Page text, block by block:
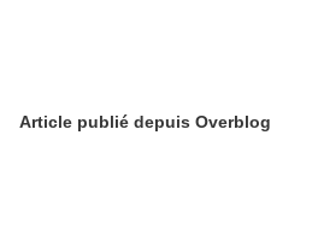
Article publié depuis Overblog